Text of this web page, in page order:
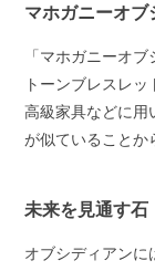
マホガニーオブ
「マホガニーオ
トーンブレスレッ
高級家具などに用
が似ていることか
未来を見通す石
オブシディアンに